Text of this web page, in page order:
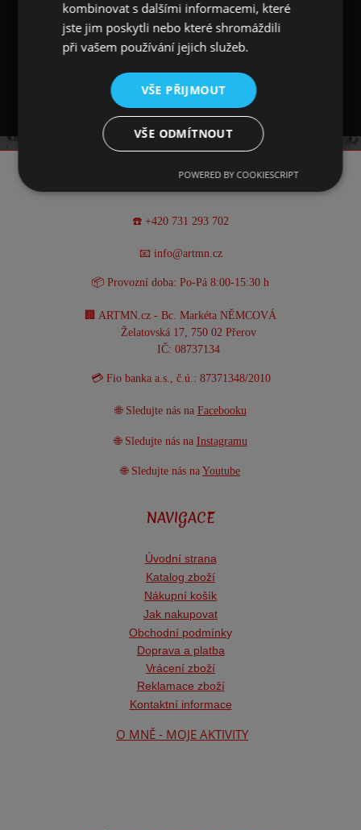
Stojánek měří 4,2 × 13,0 × 4,5 cm. Krabička měří
14,0 x 5,2 x 7,6 cm.
Hodiny jsou vybaveny baterií. Její výměnu
provádějte výhradně u profesionálního hodináře.
KONTAKT
☎️ +420 731 293 702
📧 info@artmn.cz
📦 Provozní doba: Po-Pá 8:00-15:30 h
🏢 ARTMN.cz - Bc. Markéta NĚMCOVÁ
Želatovská 17, 750 02 Přerov
IČ: 08737134
💳 Fio banka a.s., č.ú.: 87371348/2010
🌐 Sledujte nás na Facebooku
🌐 Sledujte nás na Instagramu
🌐 Sledujte nás na Youtube
NAVIGACE
Úvodní strana
Katalog zboží
Nákupní košík
Jak nakupovat
Obchodní podmínky
Doprava a platba
Vrácení zboží
Reklamace zboží
Kontaktní informace
O MNĚ - MOJE AKTIVITY
kombinovat s dalšími informacemi, které
jste jim poskytli nebo které shromáždili
při vašem používání jejich služeb.
VŠE PŘIJMOUT
VŠE ODMÍTNOUT
POWERED BY COOKIESCRIPT